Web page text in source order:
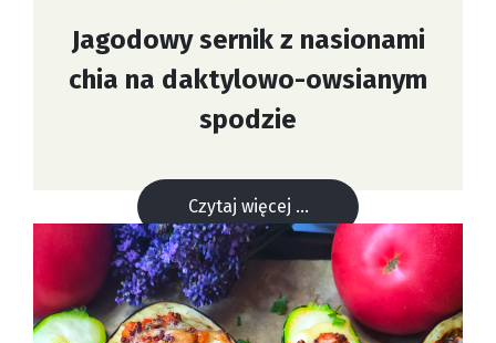
Jagodowy sernik z nasionami
chia na daktylowo-owsianym
spodzie
Czytaj więcej ...